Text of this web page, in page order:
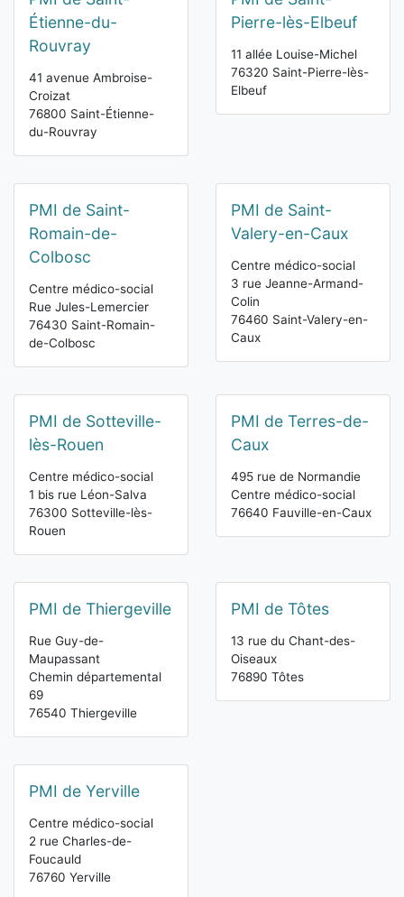
Étienne-du-
Rouvray
41 avenue Ambroise-
Croizat
76800 Saint-Étienne-
du-Rouvray
Pierre-lès-Elbeuf
11 allée Louise-Michel
76320 Saint-Pierre-lès-
Elbeuf
PMI de Saint-
Romain-de-
Colbosc
Centre médico-social
Rue Jules-Lemercier
76430 Saint-Romain-
de-Colbosc
PMI de Saint-
Valery-en-Caux
Centre médico-social
3 rue Jeanne-Armand-
Colin
76460 Saint-Valery-en-
Caux
PMI de Sotteville-
lès-Rouen
Centre médico-social
1 bis rue Léon-Salva
76300 Sotteville-lès-
Rouen
PMI de Terres-de-
Caux
495 rue de Normandie
Centre médico-social
76640 Fauville-en-Caux
PMI de Thiergeville
Rue Guy-de-
Maupassant
Chemin départemental
69
76540 Thiergeville
PMI de Tôtes
13 rue du Chant-des-
Oiseaux
76890 Tôtes
PMI de Yerville
Centre médico-social
2 rue Charles-de-
Foucauld
76760 Yerville